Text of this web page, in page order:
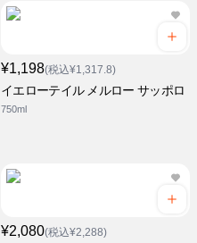
¥1,198(税込¥1,317.8)
イエローテイル メルロー サッポロ
750ml
¥2,080(税込¥2,288)